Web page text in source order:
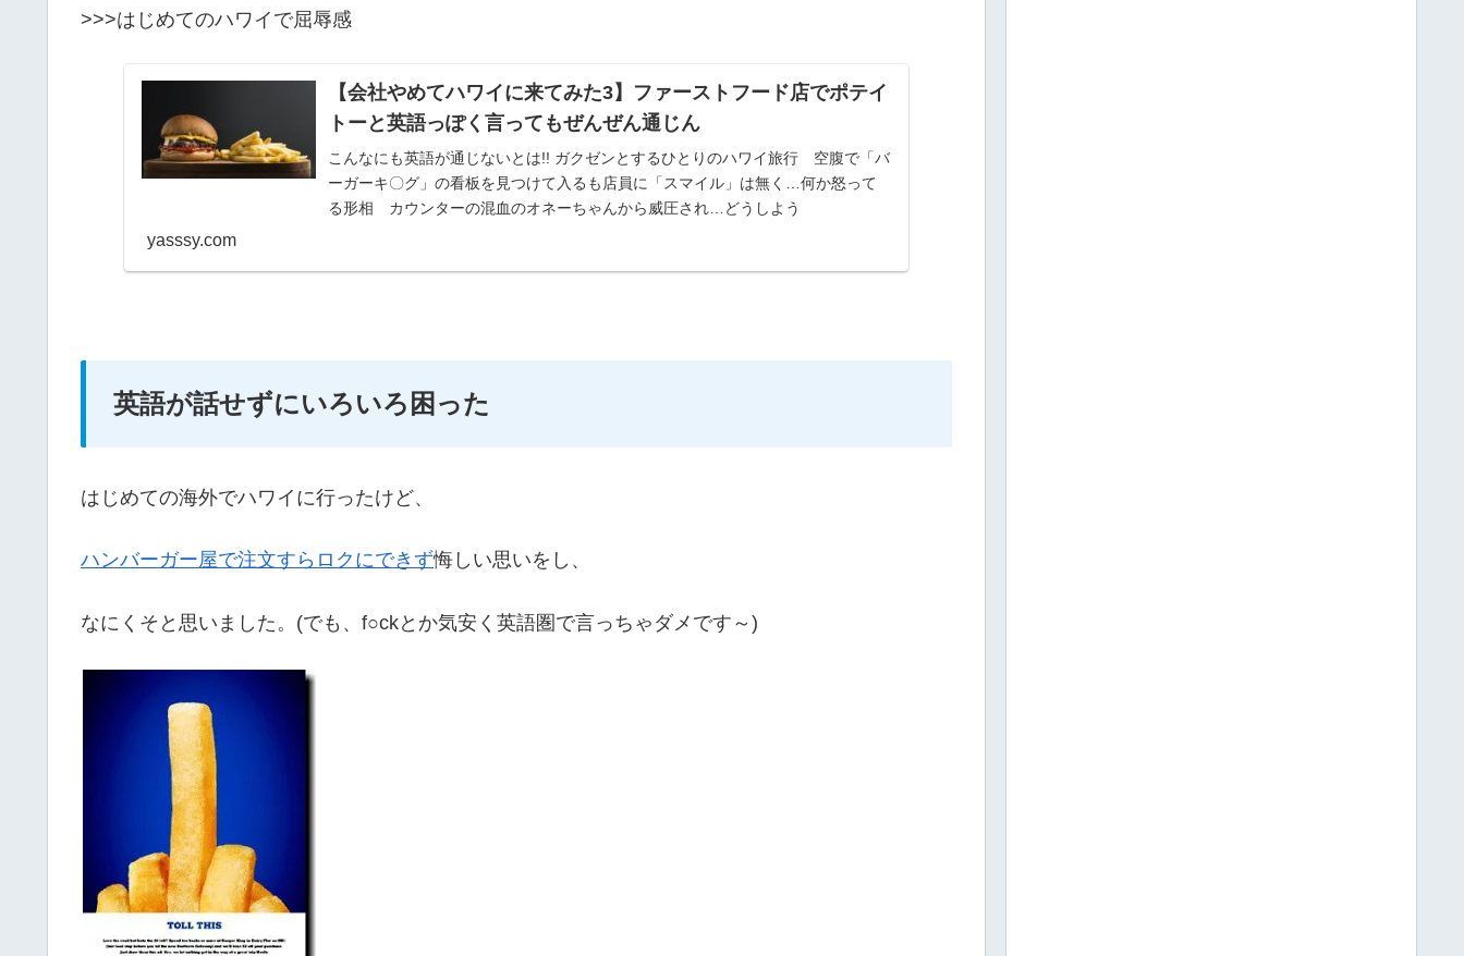
>>>はじめてのハワイで屈辱感
【会社やめてハワイに来てみた3】ファーストフード店でポテイ
トーと英語っぽく言ってもぜんぜん通じん
こんなにも英語が通じないとは!! ガクゼンとするひとりのハワイ旅行 空腹で「バ
ーガーキ〇グ」の看板を見つけて入るも店員に「スマイル」は無く…何か怒って
る形相 カウンターの混血のオネーちゃんから威圧され…どうしよう
yasssy.com
英語が話せずにいろいろ困った
はじめての海外でハワイに行ったけど、
ハンバーガー屋で注文すらロクにできず悔しい思いをし、
なにくそと思いました。(でも、f○ckとか気安く英語圏で言っちゃダメです～)